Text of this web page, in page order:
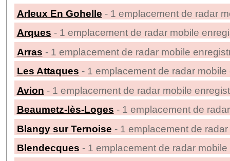
Arleux En Gohelle - 1 emplacement de radar
Arques - 1 emplacement de radar mobile
Arras - 1 emplacement de radar mobile
Les Attaques - 1 emplacement de radar mobile
Avion - 1 emplacement de radar mobile
Beaumetz-lès-Loges - 1 emplacement de
Blangy sur Ternoise - 1 emplacement de
Blendecques - 1 emplacement de radar